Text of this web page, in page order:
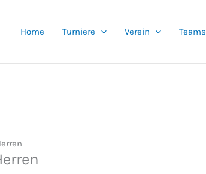
Home Turniere Verein Teams